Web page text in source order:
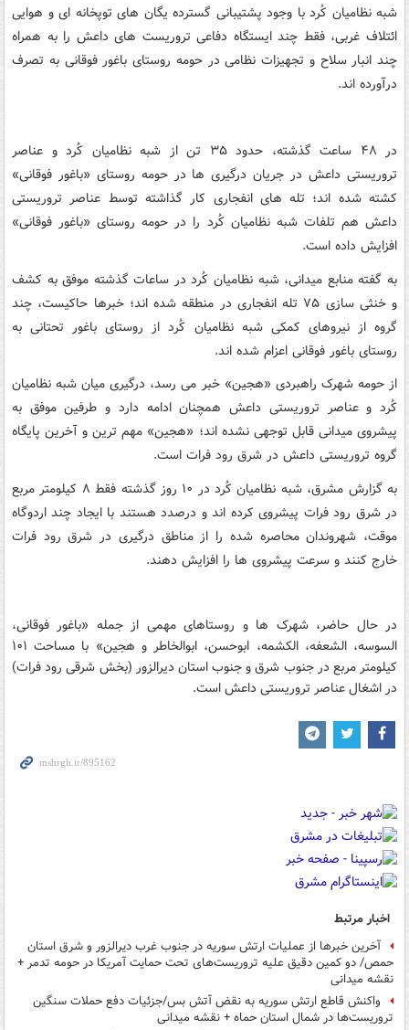
شبه نظامیان کُرد با وجود پشتیبانی گسترده یگان های توپخانه ای و هوایی
ائتلاف غربی، فقط چند ایستگاه دفاعی تروریست های داعش را به همراه
چند انبار سلاح و تجهیزات نظامی در حومه روستای باغور فوقانی به تصرف
درآورده اند.
در ۴۸ ساعت گذشته، حدود ۳۵ تن از شبه نظامیان کُرد و عناصر
تروریستی داعش در جریان درگیری ها در حومه روستای «باغور فوقانی»
کشته شده اند؛ تله های انفجاری کار گذاشته توسط عناصر تروریستی
داعش هم تلفات شبه نظامیان کُرد را در حومه روستای «باغور فوقانی»
افزایش داده است.
به گفته منابع میدانی، شبه نظامیان کُرد در ساعات گذشته موفق به کشف
و خنثی سازی ۷۵ تله انفجاری در منطقه شده اند؛ خبرها حاکیست، چند
گروه از نیروهای کمکی شبه نظامیان کُرد از روستای باغور تحتانی به
روستای باغور فوقانی اعزام شده اند.
از حومه شهرک راهبردی «هجین» خبر می رسد، درگیری میان شبه نظامیان
کُرد و عناصر تروریستی داعش همچنان ادامه دارد و طرفین موفق به
پیشروی میدانی قابل توجهی نشده اند؛ «هجین» مهم ترین و آخرین پایگاه
گروه تروریستی داعش در شرق رود فرات است.
به گزارش مشرق، شبه نظامیان کُرد در ۱۰ روز گذشته فقط ۸ کیلومتر مربع
در شرق رود فرات پیشروی کرده اند و درصدد هستند با ایجاد چند اردوگاه
موقت، شهروندان محاصره شده را از مناطق درگیری در شرق رود فرات
خارج کنند و سرعت پیشروی ها را افزایش دهند.
در حال حاضر، شهرک ها و روستاهای مهمی از جمله «باغور فوقانی،
السوسه، الشعفه، الکشمه، ابوحسن، ابوالخاطر و هجین» با مساحت ۱۰۱
کیلومتر مربع در جنوب شرق و جنوب استان دیرالزور (بخش شرقی رود فرات)
در اشغال عناصر تروریستی داعش است.
اخبار مرتبط
آخرین خبرها از عملیات ارتش سوریه در جنوب غرب دیرالزور و شرق استان
حمص/ دو کمین دقیق علیه تروریست‌های تحت حمایت آمریکا در حومه تدمر +
نقشه میدانی
واکنش قاطع ارتش سوریه به نقض آتش بس/جزئیات دفع حملات سنگین
تروریست‌ها در شمال استان حماه + نقشه میدانی